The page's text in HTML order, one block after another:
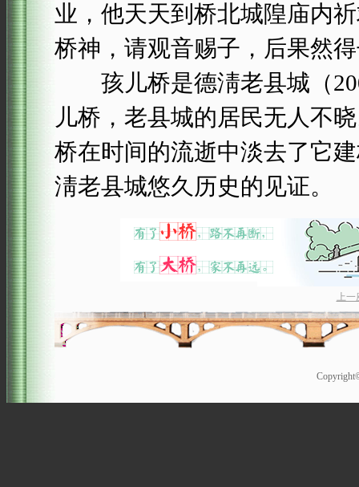
业，他天天到桥北城隍庙内
桥神，请观音赐子，后果然
孩儿桥是德淸老县城（
儿桥，老县城的居民无人不
桥在时间的流逝中淡去了它
淸老县城悠久历史的见证。
上一